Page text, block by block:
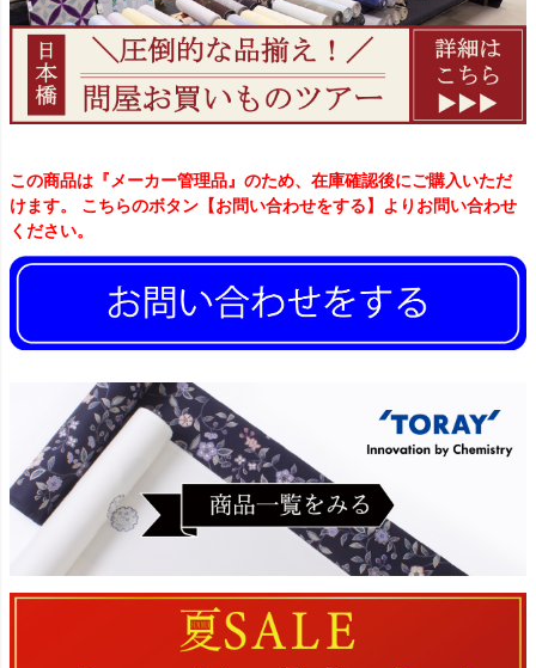
この商品は『メーカー管理品』のため、在庫確認後にご購入いただ
けます。 こちらのボタン【お問い合わせをする】よりお問い合わせ
ください。